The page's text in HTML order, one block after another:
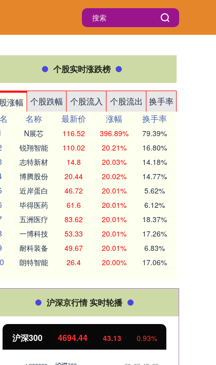
个股实时涨跌榜
涨幅 个股跌幅 个股流入 个股流出
换手率
名称 最新价 涨幅
换手率
N展芯 116.52 396.89% 79.39%
锐翔智能 110.02 20.21% 16.80%
志特新材 14.8 20.03% 14.18%
博腾股份 20.44 20.02% 14.77%
近岸蛋白 46.72 20.01% 5.62%
毕得医药 61.6 20.01% 6.12%
五洲医疗 83.62 20.01% 18.37%
一博科技 53.33 20.01% 17.26%
耐科装备 49.67 20.01% 6.83%
朗特智能 26.4 20.00% 17.06%
沪深京行情 实时轮播
北证50 1134.24 11.37 1.01%